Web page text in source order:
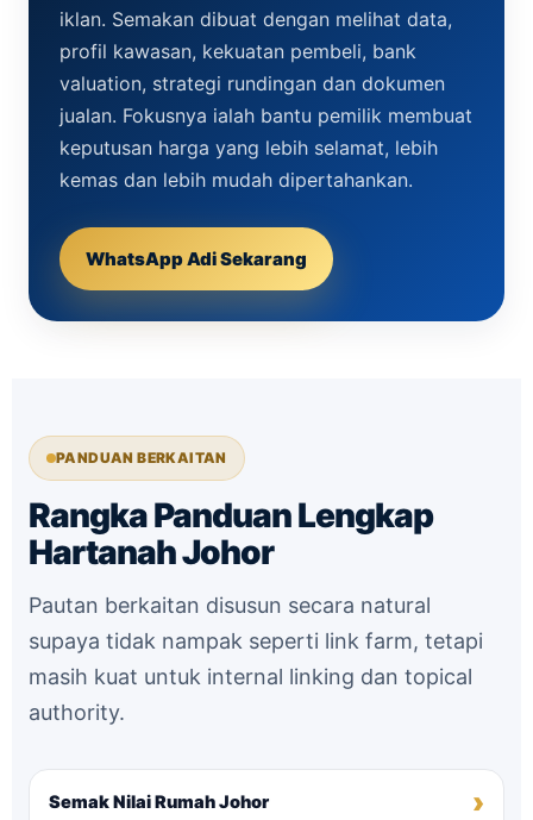
iklan. Semakan dibuat dengan melihat data,
profil kawasan, kekuatan pembeli, bank
valuation, strategi rundingan dan dokumen
jualan. Fokusnya ialah bantu pemilik membuat
keputusan harga yang lebih selamat, lebih
kemas dan lebih mudah dipertahankan.
WhatsApp Adi Sekarang
PANDUAN BERKAITAN
Rangka Panduan Lengkap
Hartanah Johor
Pautan berkaitan disusun secara natural
supaya tidak nampak seperti link farm, tetapi
masih kuat untuk internal linking dan topical
authority.
Semak Nilai Rumah Johor